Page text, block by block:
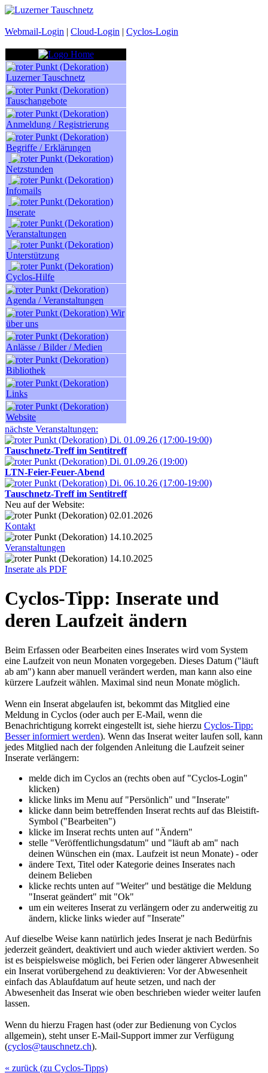
Webmail-Login | Cloud-Login | Cyclos-Login
Luzerner Tauschnetz
Tauschangebote
Anmeldung / Registrierung
Begriffe / Erklärungen
Netzstunden
Infomails
Inserate
Veranstaltungen
Unterstützung
Cyclos-Hilfe
Agenda / Veranstaltungen
Wir
über uns
Anlässe / Bilder / Medien
Bibliothek
Links
Website
nächste Veranstaltungen:
Di. 01.09.26 (17:00-19:00)
Tauschnetz-Treff im Sentitreff
Di. 01.09.26 (19:00)
LTN-Feier-Feuer-Abend
Di. 06.10.26 (17:00-19:00)
Tauschnetz-Treff im Sentitreff
Neu auf der Website:
02.01.2026
Kontakt
14.10.2025
Veranstaltungen
14.10.2025
Inserate als PDF
Cyclos-Tipp: Inserate und
deren Laufzeit ändern
Beim Erfassen oder Bearbeiten eines Inserates wird vom System
eine Laufzeit von neun Monaten vorgegeben. Dieses Datum ("läuft
ab am") kann aber manuell verändert werden, man kann also eine
kürzere Laufzeit wählen. Maximal sind neun Monate möglich.
Wenn ein Inserat abgelaufen ist, bekommt das Mitglied eine
Meldung in Cyclos (oder auch per E-Mail, wenn die
Benachrichtigung korrekt eingestellt ist, siehe hierzu Cyclos-Tipp:
Besser informiert werden). Wenn das Inserat weiter laufen soll, kann
jedes Mitglied nach der folgenden Anleitung die Laufzeit seiner
Inserate verlängern:
melde dich im Cyclos an (rechts oben auf "Cyclos-Login"
klicken)
klicke links im Menu auf "Persönlich" und "Inserate"
klicke dann beim betreffenden Inserat rechts auf das Bleistift-
Symbol ("Bearbeiten")
klicke im Inserat rechts unten auf "Ändern"
stelle "Veröffentlichungsdatum" und "läuft ab am" nach
deinen Wünschen ein (max. Laufzeit ist neun Monate) - oder
ändere Text, Titel oder Kategorie deines Inserates nach
deinem Belieben
klicke rechts unten auf "Weiter" und bestätige die Meldung
"Inserat geändert" mit "Ok"
um ein weiteres Inserat zu verlängern oder zu anderweitig zu
ändern, klicke links wieder auf "Inserate"
Auf dieselbe Weise kann natürlich jedes Inserat je nach Bedürfnis
jederzeit geändert, deaktiviert und auch wieder aktiviert werden. So
ist es beispielsweise möglich, bei Ferien oder längerer Abwesenheit
ein Inserat vorübergehend zu deaktivieren: Vor der Abwesenheit
einfach das Ablaufdatum auf heute setzen, und nach der
Abwesenheit das Inserat wie oben beschrieben wieder weiter laufen
lassen.
Wenn du hierzu Fragen hast (oder zur Bedienung von Cyclos
allgemein), steht unser E-Mail-Support immer zur Verfügung
(cyclos@tauschnetz.ch).
« zurück (zu Cyclos-Tipps)